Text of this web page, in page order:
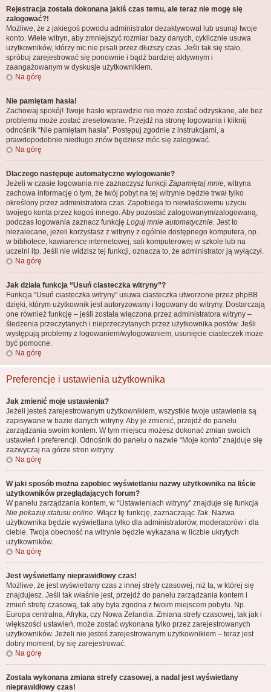
Rejestracja została dokonana jakiś czas temu, ale teraz nie mogę się
zalogować?!
Możliwe, że z jakiegoś powodu administrator dezaktywował lub usunął twoje
konto. Wiele witryn, aby zmniejszyć rozmiar bazy danych, cyklicznie usuwa
użytkowników, którzy nic nie pisali przez dłuższy czas. Jeśli tak się stało,
spróbuj zarejestrować się ponownie i bądź bardziej aktywnym i
zaangażowanym w dyskusje użytkownikiem.
Na górę
Nie pamiętam hasła!
Zachowaj spokój! Twoje hasło wprawdzie nie może zostać odzyskane, ale bez
problemu może zostać zresetowane. Przejdź na stronę logowania i kliknij
odnośnik “Nie pamiętam hasła”. Postępuj zgodnie z instrukcjami, a
prawdopodobnie niedługo znów będziesz móc się zalogować.
Na górę
Dlaczego następuje automatyczne wylogowanie?
Jeżeli w czasie logowania nie zaznaczysz funkcjiZapamiętaj mnie, witryna
zachowa informację o tym, że twój pobyt na tej witrynie będzie trwał tylko
określony przez administratora czas. Zapobiega to niewłaściwemu użyciu
twojego konta przez kogoś innego. Aby pozostać zalogowanym/zalogowaną,
podczas logowania zaznacz funkcję Loguj mnie automatycznie. Jest to
niezalecane, jeżeli korzystasz z witryny z ogólnie dostępnego komputera, np.
w bibliotece, kawiarence internetowej, sali komputerowej w szkole lub na
uczelni itp. Jeśli nie widzisz tej funkcji, oznacza to, że administrator ją wyłączył.
Na górę
Jak działa funkcja “Usuń ciasteczka witryny”?
Funkcja “Usuń ciasteczka witryny” usuwa ciasteczka utworzone przez phpBB
dzięki, którym użytkownik jest autoryzowany i logowany do witryny. Dostarczają
one również funkcję – jeśli została włączona przez administratora witryny –
śledzenia przeczytanych i nieprzeczytanych przez użytkownika postów. Jeśli
występują problemy z logowaniem/wylogowaniem, usunięcie ciasteczek może
być pomocne.
Na górę
Preferencje i ustawienia użytkownika
Jak zmienić moje ustawienia?
Jeżeli jesteś zarejestrowanym użytkownikiem, wszystkie twoje ustawienia są
zapisywane w bazie danych witryny. Aby je zmienić, przejdź do panelu
zarządzania swoim kontem. W tym miejscu możesz dokonać zmian swoich
ustawień i preferencji. Odnośnik do panelu o nazwie “Moje konto” znajduje się
zazwyczaj na górze stron witryny.
Na górę
W jaki sposób można zapobiec wyświetlaniu nazwy użytkownika na liście
użytkowników przeglądających forum?
W panelu zarządzania kontem, w “Ustawieniach witryny” znajduje się funkcja
Nie pokazuj statusu online. Włącz tę funkcję, zaznaczając Tak. Nazwa
użytkownika będzie wyświetlana tylko dla administratorów, moderatorów i dla
ciebie. Twoja obecność na witrynie będzie wykazana w liczbie ukrytych
użytkowników.
Na górę
Jest wyświetlany nieprawidłowy czas!
Możliwe, że jest wyświetlany czas z innej strefy czasowej, niż ta, w której się
znajdujesz. Jeśli tak właśnie jest, przejdź do panelu zarządzania kontem i
zmień strefę czasową, tak aby była zgodna z twoim miejscem pobytu. Np.
Europa centralna, Afryka, czy Nowa Zelandia. Zmiana strefy czasowej, tak jak i
większości ustawień, może zostać wykonana tylko przez zarejestrowanych
użytkowników. Jeżeli nie jesteś zarejestrowanym użytkownikiem – teraz jest
dobry moment, by się zarejestrować.
Na górę
Została wykonana zmiana strefy czasowej, a nadal jest wyświetlany
nieprawidłowy czas!